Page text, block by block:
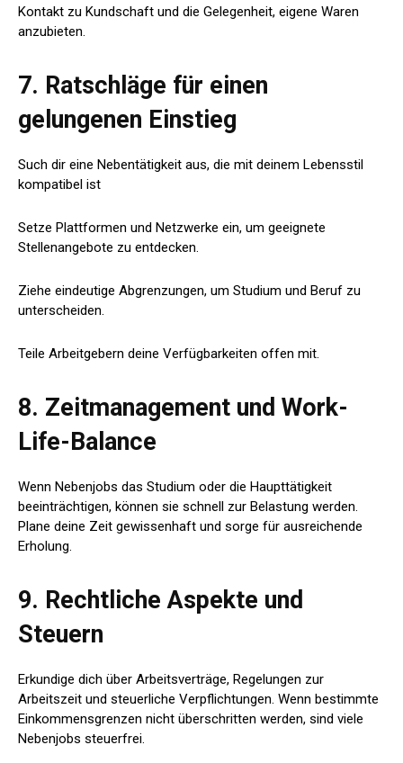
Kontakt zu Kundschaft und die Gelegenheit, eigene Waren
anzubieten.
7. Ratschläge für einen
gelungenen Einstieg
Such dir eine Nebentätigkeit aus, die mit deinem Lebensstil
kompatibel ist
Setze Plattformen und Netzwerke ein, um geeignete
Stellenangebote zu entdecken.
Ziehe eindeutige Abgrenzungen, um Studium und Beruf zu
unterscheiden.
Teile Arbeitgebern deine Verfügbarkeiten offen mit.
8. Zeitmanagement und Work-
Life-Balance
Wenn Nebenjobs das Studium oder die Haupttätigkeit
beeinträchtigen, können sie schnell zur Belastung werden.
Plane deine Zeit gewissenhaft und sorge für ausreichende
Erholung.
9. Rechtliche Aspekte und
Steuern
Erkundige dich über Arbeitsverträge, Regelungen zur
Arbeitszeit und steuerliche Verpflichtungen. Wenn bestimmte
Einkommensgrenzen nicht überschritten werden, sind viele
Nebenjobs steuerfrei.